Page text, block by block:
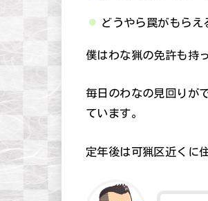
どうやら罠がもらえ
僕はわな猟の免許も持
毎日のわなの見回りが
ています。
定年後は可猟区近くに